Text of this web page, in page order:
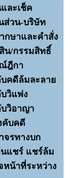
และเช็ค
ส่วน-บริษัท
กษาและคำสั่ง
น/กรรมสิทธิ์
ฎีกา
บคดีล้มละลาย
บวิแพ่ง
บวิอาญา
คับคดี
จรทางบก
นแชร์ แชร์ล้ม
หน้าที่ระหว่าง